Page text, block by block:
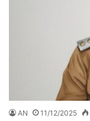
AN 11/12/2025